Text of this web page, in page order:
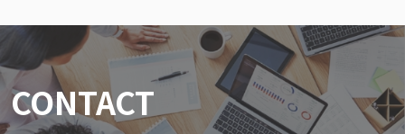
CONTACT